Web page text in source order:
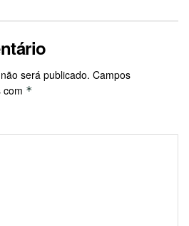
será publicado. Campos
com *